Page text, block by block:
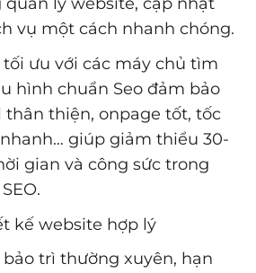
vụ một cách nhanh chóng.
ưu với các máy chủ tìm
hình chuẩn Seo đảm bảo
thân thiện, onpage tốt, tốc
giúp giảm thiểu 30-
gian và công sức trong
kế website hợp lý
trì thường xuyên, hạn